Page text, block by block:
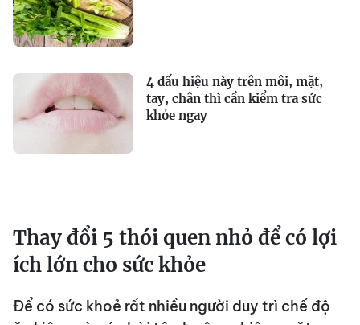
4 dấu hiệu này trên môi, mặt,
tay, chân thì cần kiểm tra sức
khỏe ngay
Thay đổi 5 thói quen nhỏ để có lợi
ích lớn cho sức khỏe
Để có sức khoẻ rất nhiều người duy trì chế độ